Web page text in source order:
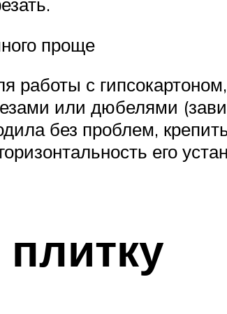
проще
работы с
или дюбелями
без проблем,
его